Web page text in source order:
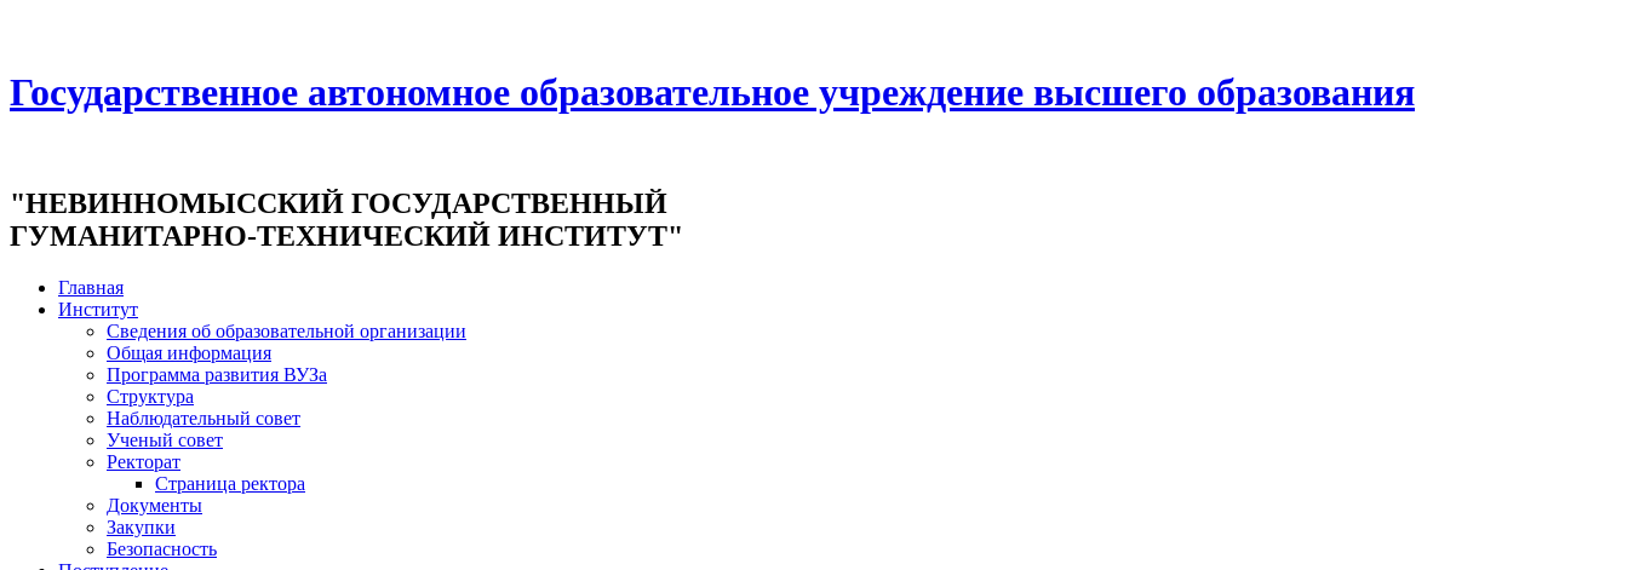
Государственное автономное образовательное учреждение высшего образования
"НЕВИННОМЫССКИЙ ГОСУДАРСТВЕННЫЙ
ГУМАНИТАРНО-ТЕХНИЧЕСКИЙ ИНСТИТУТ"
Главная
Институт
Сведения об образовательной организации
Общая информация
Программа развития ВУЗа
Структура
Наблюдательный совет
Ученый совет
Ректорат
Страница ректора
Документы
Закупки
Безопасность